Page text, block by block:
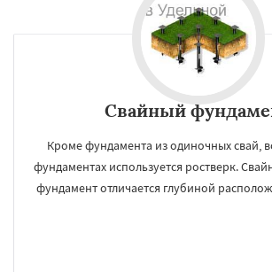
Свайный
Кроме фундамента из одиночных свай,
фундаментах используется ростверк.
фундамент отличается глубиной